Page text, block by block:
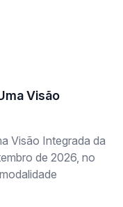
Visão
Visão Integrada da
de 2026, no